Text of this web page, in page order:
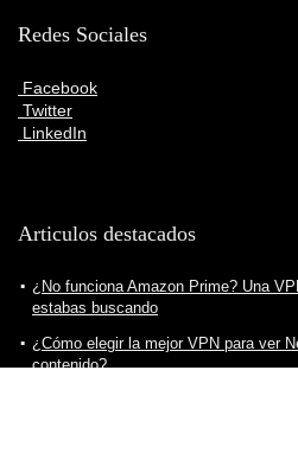
Redes Sociales
Facebook
Twitter
LinkedIn
Articulos destacados
¿No funciona Amazon Prime? Una
estabas buscando
¿Cómo elegir la mejor VPN para ver
contenido?